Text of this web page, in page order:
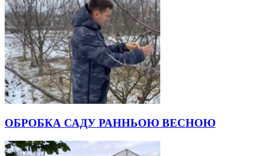
ОБРОБКА САДУ РАННЬОЮ ВЕСНОЮ